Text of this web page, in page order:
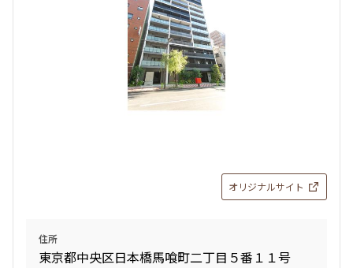
オリジナルサイト
住所
東京都中央区日本橋馬喰町二丁目５番１１号